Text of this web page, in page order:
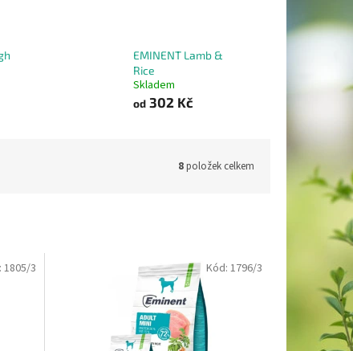
EMINENT Lamb &
Rice
Skladem
od302 Kč
8položek celkem
1805/3 Kód: 1796/3